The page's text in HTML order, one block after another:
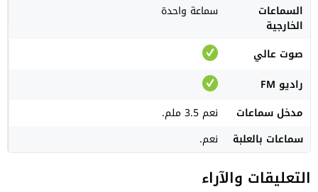
السماعات
الخارجية
سماعة واحدة
صوت عالي
راديو FM
مدخل سماعات
نعم 3.5 ملم.
سماعات بالعلبة
نعم.
التعليقات والآراء